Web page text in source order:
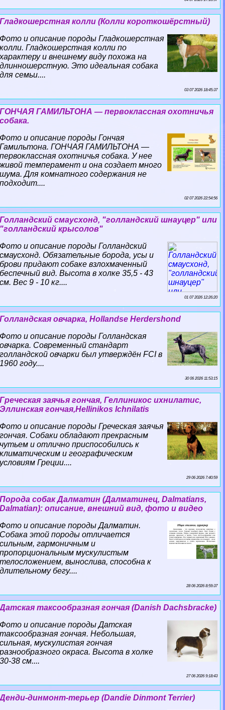
Гладкошерстная колли (Колли короткошёрстный)
Фото и описание породы Гладкошерстная
колли. Гладкошерстная колли по
хаpaктеру и внешнему виду похожа на
длинношерстную. Это идеальная собака
для семьи....
03 07 2026 18:45:37
ГОНЧАЯ ГАМИЛЬТОНА — первоклассная охотничья
собака.
Фото и описание породы Гончая
Гамильтона. ГОНЧАЯ ГАМИЛЬТОНА —
первоклассная охотничья собака. У нее
живой темперамент и она создает много
шума. Для комнатного содержания не
подходит....
02 07 2026 22:54:56
Голландский смаусхонд, "голландский шнауцер" или
"голландский крысолов"
Фото и описание породы Голландский
смаусхонд. Обязательные борода, усы и
брови придают собаке взлохмаченный
беспечный вид. Высота в холке 35,5 - 43
см. Вес 9 - 10 кг....
01 07 2026 12:26:20
Голландская овчарка, Hollandse Herdershond
Фото и описание породы Голландская
овчарка. Современный стандарт
голландской овчарки был утверждён FCI в
1960 году....
30 06 2026 11:53:15
Греческая заячья гончая, Геллиникос ихнилатис,
Эллинская гончая,Hellinikos Ichnilatis
Фото и описание породы Греческая заячья
гончая. Собаки обладают прекрасным
чутьем и отлично приспособились к
климатическим и географическим
условиям Греции....
29 06 2026 7:40:59
Порода собак Далматин (Далматинец, Dalmatians,
Dalmatian): описание, внешний вид, фото и видео
Фото и описание породы Далматин.
Собака этой породы отличается
сильным, гармоничным и
пропорциональным мускулистым
телосложением, вынослива, способна к
длительному бегу....
28 06 2026 8:59:37
Датская таксообразная гончая (Danish Dachsbracke)
Фото и описание породы Датская
таксообразная гончая. Небольшая,
сильная, мускулистая гончая
разнообразного окраса. Высота в холке
30-38 см....
27 06 2026 9:18:43
Денди-динмонт-терьер (Dandie Dinmont Terrier)